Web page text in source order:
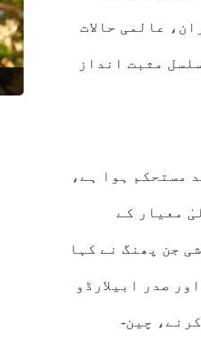
کے قیام کے 46 برسوں کے وران، عالمی حالات
مثبت انداز
مستحکم ہوا ہے،
معیار کے
جن پھنگ نے کہا
صدر ابیلارڈو
چین-